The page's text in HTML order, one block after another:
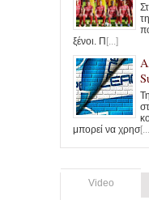
ξένοι. Π[...]
μπορεί να χρησ
Video